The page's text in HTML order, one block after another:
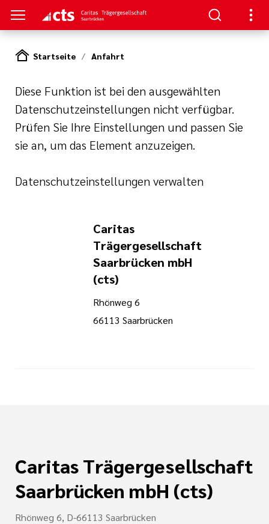
und
Startseite Anfahrt
Diese Funktion ist bei den ausgewählten
Datenschutzeinstellungen nicht verfügbar.
Prüfen Sie Ihre Einstellungen und passen Sie
sie an, um das Element anzuzeigen.
Datenschutzeinstellungen verwalten
Caritas
Trägergesellschaft
Saarbrücken mbH
(cts)
Rhönweg 6
66113 Saarbrücken
Caritas Trägergesellschaft
Saarbrücken mbH (cts)
Rhönweg 6, D-66113 Saarbrücken